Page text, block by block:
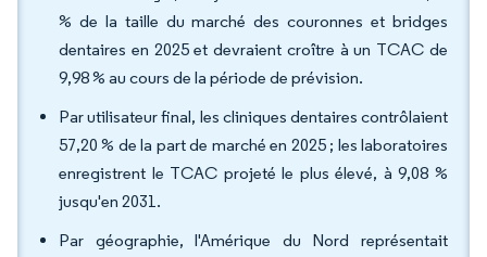
% de la taille du marché des couronnes et bridges
dentaires en 2025 et devraient croître à un TCAC de
9,98 % au cours de la période de prévision.
Par utilisateur final, les cliniques dentaires contrôlaient
57,20 % de la part de marché en 2025 ; les laboratoires
enregistrent le TCAC projeté le plus élevé, à 9,08 %
jusqu'en 2031.
Par géographie, l'Amérique du Nord représentait